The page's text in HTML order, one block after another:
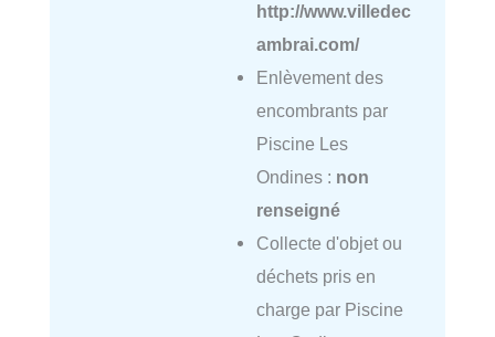
http://www.villedec
ambrai.com/
Enlèvement des
encombrants par
Piscine Les
Ondines : non
renseigné
Collecte d'objet ou
déchets pris en
charge par Piscine